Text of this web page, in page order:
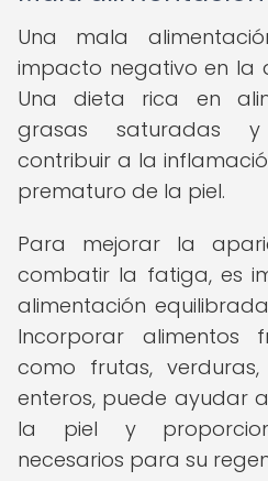
Una mala
impacto negativo en la
Una dieta rica en
grasas saturadas
contribuir a la
prematuro de la piel.
Para mejorar la
combatir la fatiga, es
alimentación
Incorporar alimentos
como frutas,
enteros, puede ayudar
la piel y
necesarios para su